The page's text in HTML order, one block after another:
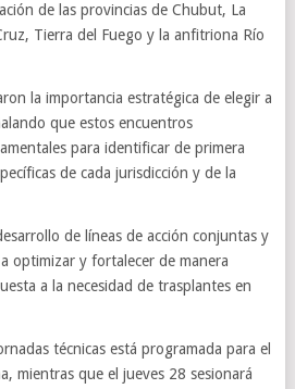
de las provincias de Chubut, La
Tierra del Fuego y la anfitriona Río
la importancia estratégica de elegir a
que estos encuentros
para identificar de primera
de cada jurisdicción y de la
de líneas de acción conjuntas y
optimizar y fortalecer de manera
a la necesidad de trasplantes en
técnicas está programada para el
mientras que el jueves 28 sesionará